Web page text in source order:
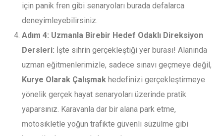
için panik fren gibi senaryoları burada defalarca
deneyimleyebilirsiniz.
Adım 4: Uzmanla Birebir Hedef Odaklı Direksiyon
Dersleri: İşte sihrin gerçekleştiği yer burası! Alanında
uzman eğitmenlerimizle, sadece sınavı geçmeye değil,
Kurye Olarak Çalışmak hedefinizi gerçekleştirmeye
yönelik gerçek hayat senaryoları üzerinde pratik
yaparsınız. Karavanla dar bir alana park etme,
motosikletle yoğun trafikte güvenli süzülme gibi